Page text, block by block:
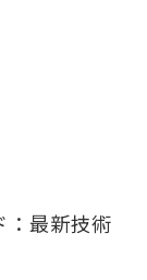
最新技術